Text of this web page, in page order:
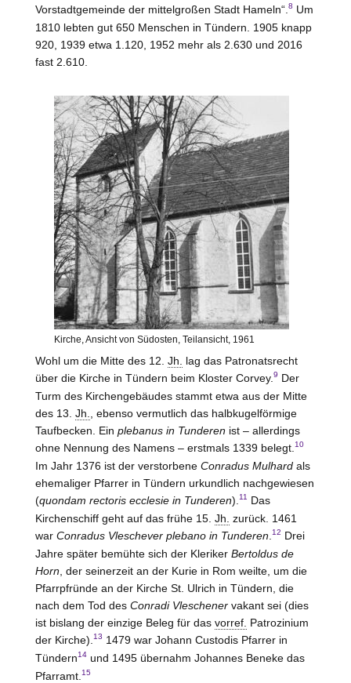
Vorstadtgemeinde der mittelgroßen Stadt Hameln“. 8 Um
1810 lebten gut 650 Menschen in Tündern. 1905 knapp
920, 1939 etwa 1.120, 1952 mehr als 2.630 und 2016
fast 2.610.
Kirche, Ansicht von Südosten, Teilansicht, 1961
Wohl um die Mitte des 12. Jh.
lag das Patronatsrecht
über die Kirche in Tündern beim Kloster Corvey. 9 Der
Turm des Kirchengebäudes stammt etwa aus der Mitte
des 13. Jh.
, ebenso vermutlich das halbkugelförmige
Taufbecken. Ein plebanus in Tunderen ist – allerdings
ohne Nennung des Namens – erstmals 1339 belegt. 10
Im Jahr 1376 ist der verstorbene Conradus Mulhardals
ehemaliger Pfarrer in Tündern urkundlich nachgewiesen
(quondam rectoris ecclesie in Tunderen). 11
Das
Kirchenschiff geht auf das frühe 15. Jh. zurück. 1461
war Conradus Vleschever plebano in Tunderen 12 Drei
Jahre später bemühte sich der Kleriker Bertoldus de
Horn , der seinerzeit an der Kurie in Rom weilte, um die
Pfarrpfründe an der Kirche St. Ulrich in Tündern, die
nach dem Tod des Conradi Vleschenervakant sei (dies
ist bislang der einzige Beleg für das vorref. Patrozinium
der Kirche). 13 1479 war Johann Custodis Pfarrer in
Tündern14und 1495 übernahm Johannes Beneke das
Pfarramt. 15